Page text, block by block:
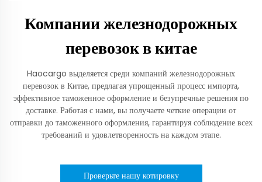
Компании железнодорожных
перевозок в китае
Haocargo выделяется среди компаний железнодорожных
перевозок в Китае, предлагая упрощенный процесс импорта,
эффективное таможенное оформление и безупречные решения по
доставке. Работая с нами, вы получаете четкие операции от
отправки до таможенного оформления, гарантируя соблюдение всех
требований и удовлетворенность на каждом этапе.
Проверьте нашу котировку